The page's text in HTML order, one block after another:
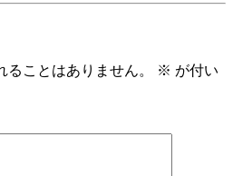
ことはありません。 ※ が付い